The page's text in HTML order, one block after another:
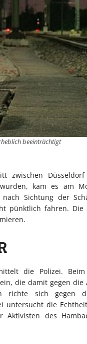
beeinträchtigt
zwischen
kam es am
Sichtung der
pünktlich fahren.
die Polizei.
die damit gegen die
richte sich gegen
untersucht die
des